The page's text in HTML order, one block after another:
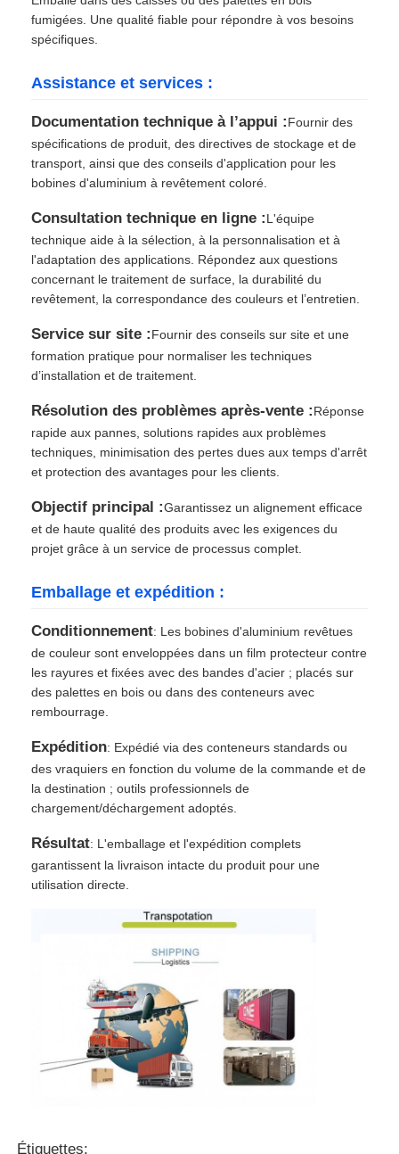
fumigées. Une qualité fiable pour répondre à vos besoins
spécifiques.
Assistance et services :
Documentation technique à l’appui :Fournir des
spécifications de produit, des directives de stockage et de
transport, ainsi que des conseils d'application pour les
bobines d'aluminium à revêtement coloré.
Consultation technique en ligne :L'équipe
technique aide à la sélection, à la personnalisation et à
l'adaptation des applications. Répondez aux questions
concernant le traitement de surface, la durabilité du
revêtement, la correspondance des couleurs et l’entretien.
Service sur site :Fournir des conseils sur site et une
formation pratique pour normaliser les techniques
d’installation et de traitement.
Résolution des problèmes après-vente :Réponse
rapide aux pannes, solutions rapides aux problèmes
techniques, minimisation des pertes dues aux temps d'arrêt
et protection des avantages pour les clients.
Objectif principal :Garantissez un alignement efficace
et de haute qualité des produits avec les exigences du
projet grâce à un service de processus complet.
Emballage et expédition :
Conditionnement: Les bobines d'aluminium revêtues
de couleur sont enveloppées dans un film protecteur contre
les rayures et fixées avec des bandes d'acier ; placés sur
des palettes en bois ou dans des conteneurs avec
rembourrage.
Expédition: Expédié via des conteneurs standards ou
des vraquiers en fonction du volume de la commande et de
la destination ; outils professionnels de
chargement/déchargement adoptés.
Résultat: L'emballage et l'expédition complets
garantissent la livraison intacte du produit pour une
utilisation directe.
Étiquettes: